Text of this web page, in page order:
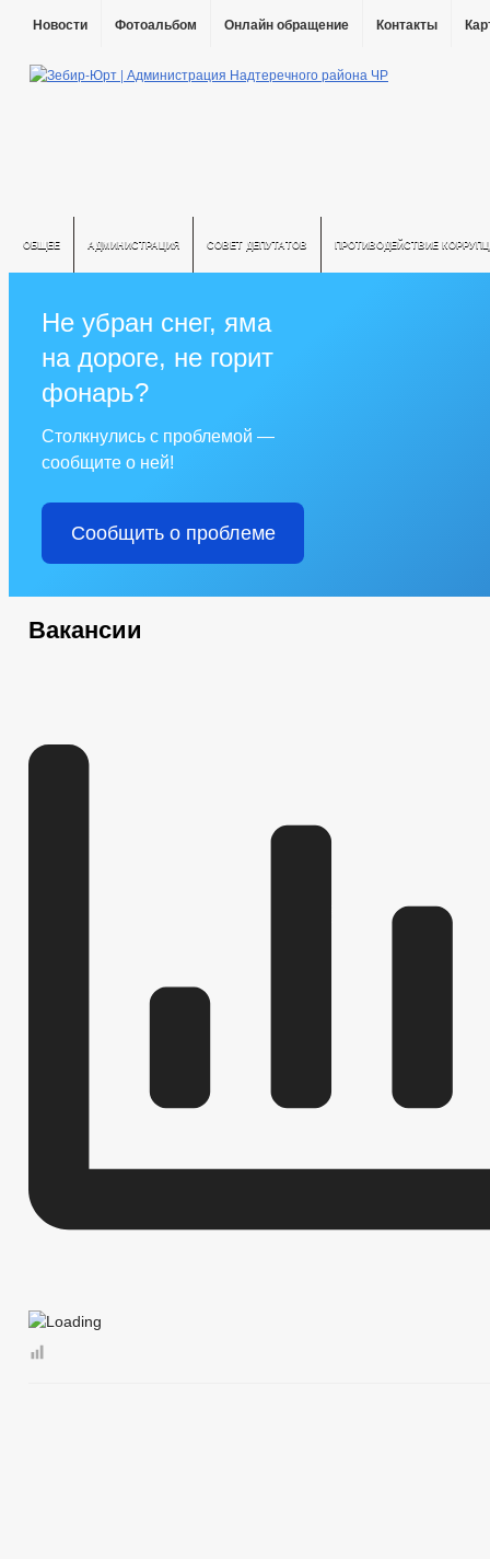
Новости Фотоальбом Онлайн обращение Контакты
ОБЩЕЕ АДМИНИСТРАЦИЯ СОВЕТ ДЕПУТАТОВ ПРОТИВОДЕЙСТВИЕ
Не убран снег, яма
на дороге, не горит
фонарь?
Столкнулись с проблемой —
сообщите о ней!
Сообщить о проблеме
Вакансии